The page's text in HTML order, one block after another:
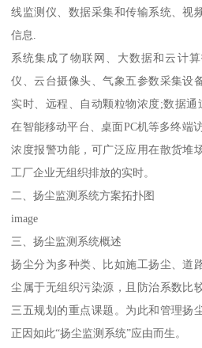
线监测仪、数据采集和传输系统、视
信息.
系统集成了物联网、大数据和云计
仪、云台摄像头、气象五参数采集设
实时、远程、自动颗粒物浓度;数据通
在智能移动平台、桌面PC机等多终端
浓度报警功能，可广泛应用在散货堆
工厂企业无组织排放的实时。
二、扬尘监测系统方案拓扑图
image
三、扬尘监测系统概述
扬尘分为多种类、比如施工扬尘、道
尘属于无组织污染源，且防治系数比
三五规划的重点课题。为此和管理扬
正因如此“扬尘监测系统”应由而生。